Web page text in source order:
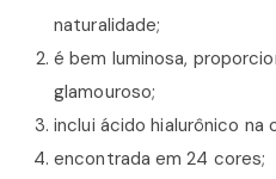
naturalidade;
é bem luminosa,
glamouroso;
inclui ácido hialurônico na
encontrada em 24 cores;